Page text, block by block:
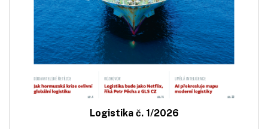
Logistika č. 1/2026